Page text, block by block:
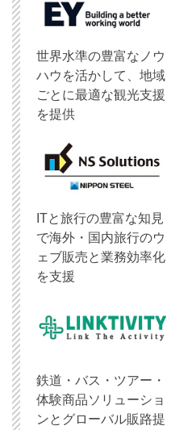
世界水準の豊富なノウ
ハウを活かして、地域
ごとに最適な観光支援
を提供
ITと旅行の豊富な知見
で海外・国内旅行のウ
ェブ販売と業務効率化
を支援
鉄道・バス・ツアー・
体験商品ソリューショ
ンとグローバル販路提